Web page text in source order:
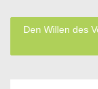
Den Willen des